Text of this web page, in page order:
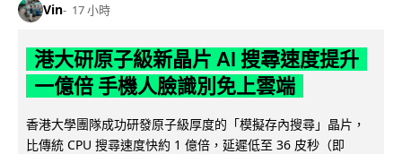
Vin 17 小時
港大研原子級新晶片 AI 搜尋速度提升
一億倍 手機人臉識別免上雲端
香港大學團隊成功研發原子級厚度的「模擬存內搜尋」晶片，
比傳統 CPU 搜尋速度快約 1 億倍，延遲低至 36 皮秒（即